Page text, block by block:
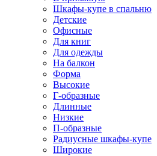
Шкафы-купе в спальню
Детские
Офисные
Для книг
Для одежды
На балкон
Форма
Высокие
Г-образные
Длинные
Низкие
П-образные
Радиусные шкафы-купе
Широкие